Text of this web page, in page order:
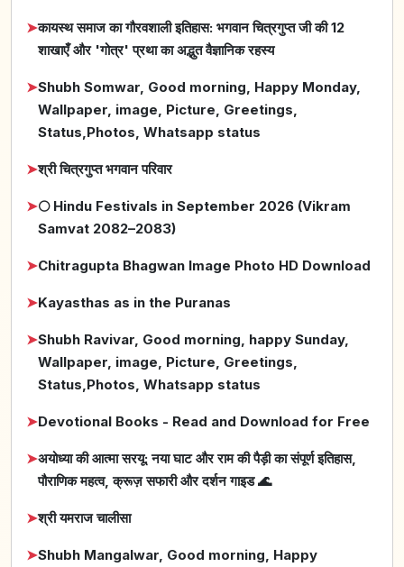
➤कायस्थ समाज का गौरवशाली इतिहास: भगवान चित्रगुप्त जी की 12
शाखाएँ और 'गोत्र' प्रथा का अद्भुत वैज्ञानिक रहस्य
➤Shubh Somwar, Good morning, Happy Monday,
Wallpaper, image, Picture, Greetings,
Status,Photos, Whatsapp status
➤श्री चित्रगुप्त भगवान परिवार
➤🌕 Hindu Festivals in September 2026 (Vikram
Samvat 2082–2083)
➤Chitragupta Bhagwan Image Photo HD Download
➤Kayasthas as in the Puranas
➤Shubh Ravivar, Good morning, happy Sunday,
Wallpaper, image, Picture, Greetings,
Status,Photos, Whatsapp status
➤Devotional Books - Read and Download for Free
➤अयोध्या की आत्मा सरयू: नया घाट और राम की पैड़ी का संपूर्ण इतिहास,
पौराणिक महत्व, क्रूज़ सफारी और दर्शन गाइड 🌊
➤श्री यमराज चालीसा
➤Shubh Mangalwar, Good morning, Happy